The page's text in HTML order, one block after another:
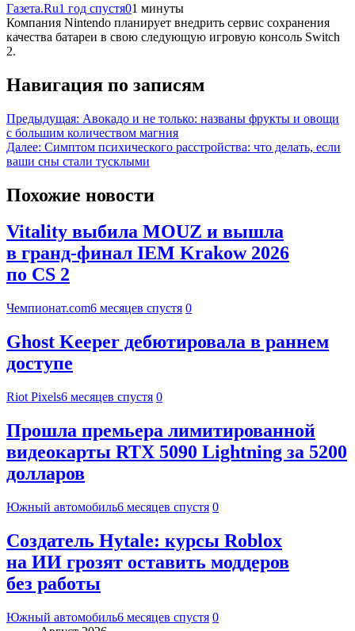
Газета.Ru1 год спустя01 минуты
Компания Nintendo планирует внедрить сервис сохранения
качества батареи в свою следующую игровую консоль Switch
2.
Навигация по записям
Предыдущая: Авокадо и не только: названы фрукты и овощи
с большим количеством магния
Далее: Симптом психического расстройства: что делать, если
ваши сны стали тусклыми
Похожие новости
Vitality выбила MOUZ и вышла
в гранд-финал IEM Krakow 2026
по CS 2
Чемпионат.com6 месяцев спустя 0
Ghost Keeper дебютировала в раннем
доступе
Riot Pixels6 месяцев спустя 0
Прошла премьера лимитированной
видеокарты RTX 5090 Lightning за 5200
долларов
Южный автомобиль6 месяцев спустя 0
Создатель Hytale: курсы Roblox
на ИИ грозят оставить моддеров
без работы
Южный автомобиль6 месяцев спустя 0